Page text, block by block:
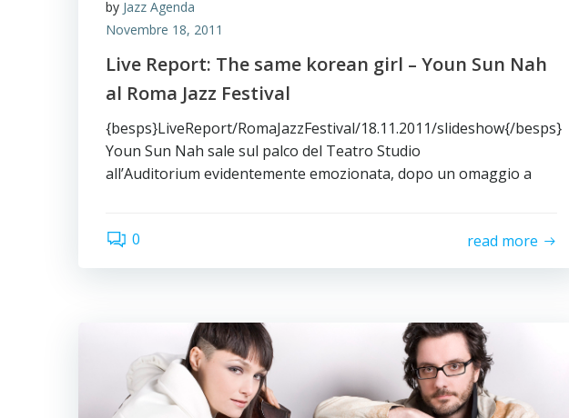
by Jazz Agenda
Novembre 18, 2011
Live Report: The same korean girl – Youn Sun Nah
al Roma Jazz Festival
{besps}LiveReport/RomaJazzFestival/18.11.2011/slideshow{/besps}
Youn Sun Nah sale sul palco del Teatro Studio
all’Auditorium evidentemente emozionata, dopo un omaggio a
0 read more